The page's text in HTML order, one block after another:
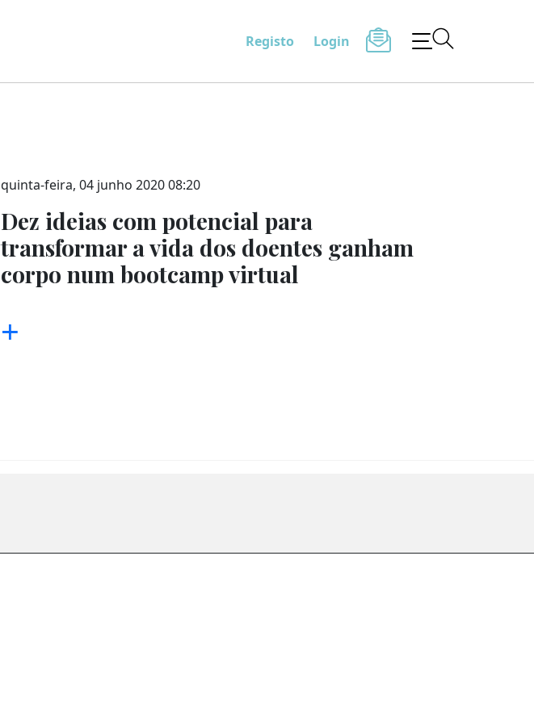
Registo Login
quinta-feira, 04 junho 2020 08:20
Dez ideias com potencial para
transformar a vida dos doentes ganham
corpo num bootcamp virtual
+